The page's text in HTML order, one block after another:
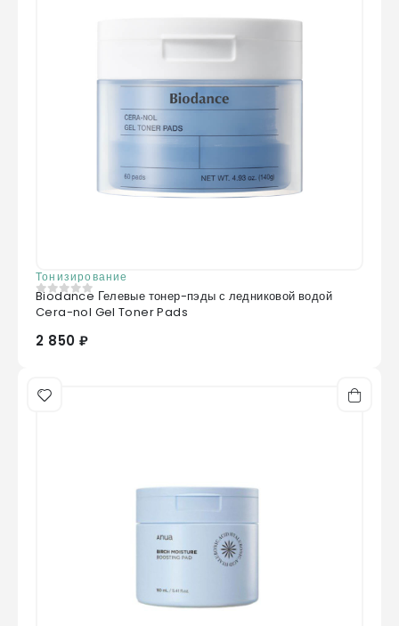
Тонизирование
0из 5
Biodance Гелевые тонер-пэды с ледниковой водой
Cera-nol Gel Toner Pads
2 850 ₽